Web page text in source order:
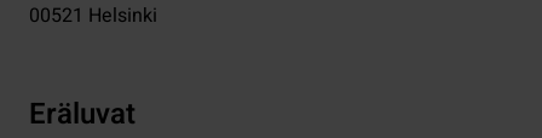
00521 Helsinki
Eräluvat